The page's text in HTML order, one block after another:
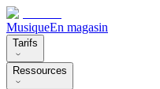
MusiqueEn magasin
Tarifs
Ressources